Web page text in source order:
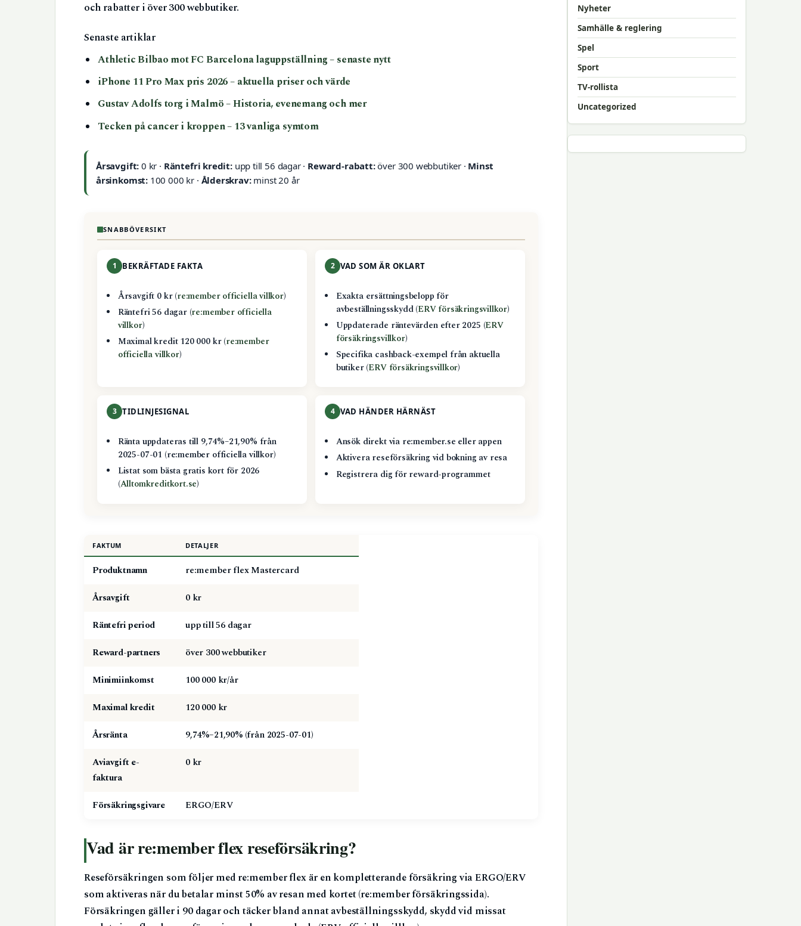
och rabatter i över 300 webbutiker.
Senaste artiklar
Athletic Bilbao mot FC Barcelona laguppställning – senaste nytt
iPhone 11 Pro Max pris 2026 – aktuella priser och värde
Gustav Adolfs torg i Malmö – Historia, evenemang och mer
Tecken på cancer i kroppen – 13 vanliga symtom
Årsavgift: 0 kr · Räntefri kredit:upp till 56 dagar · Reward-rabatt:över 300 webbutiker · Minst
årsinkomst: 100 000 kr · Ålderskrav:minst 20 år
SNABBÖVERSIKT
1 BEKRÄFTADE FAKTA
Årsavgift 0 kr (re:member officiella villkor)
Räntefri 56 dagar (re:member officiella
villkor)
Maximal kredit 120 000 kr (re:member
officiella villkor)
2 VAD SOM ÄR OKLART
Exakta ersättningsbelopp för
avbeställningsskydd (ERV försäkringsvillkor)
Uppdaterade räntevärden efter 2025 (ERV
försäkringsvillkor)
Specifika cashback-exempel från aktuella
butiker (ERV försäkringsvillkor)
3 TIDLINJESIGNAL
Ränta uppdateras till 9,74%–21,90% från
2025-07-01 (re:member officiella villkor)
Listat som bästa gratis kort för 2026
(Alltomkreditkort.se)
4 VAD HÄNDER HÄRNÄST
Ansök direkt via re:member.se eller appen
Aktivera reseförsäkring vid bokning av resa
Registrera dig för reward-programmet
FAKTUM DETALJER
Produktnamn
re:member flex Mastercard
Årsavgift
0 kr
Räntefri period
upp till 56 dagar
Reward-partners
över 300 webbutiker
Minimiinkomst
100 000 kr/år
Maximal kredit
120 000 kr
Årsränta
9,74%–21,90% (från 2025-07-01)
Aviavgift e-
faktura
0 kr
Försäkringsgivare ERGO/ERV
Vad är re:member flex reseförsäkring?
Reseförsäkringen som följer med re:member flex är en kompletterande försäkring via ERGO/ERV
som aktiveras när du betalar minst 50% av resan med kortet (re:member försäkringssida).
Försäkringen gäller i 90 dagar och täcker bland annat avbeställningsskydd, skydd vid missat
Nyheter
Samhälle & reglering
Spel
Sport
TV-rollista
Uncategorized